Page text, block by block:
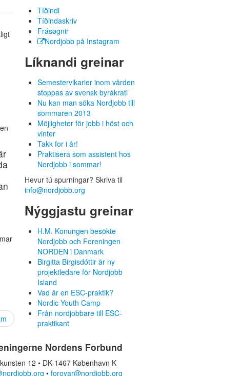
Tíðindi
Tíðindaskriv
Frásøgnir
Nordjobb på Instagram
Líknandi greinar
Semestervikarier inom vården
stoppas av svensk byråkrati
Nu kan man söka Nordjobb till
sommaren 2013
Möjligheter för jobb i höst och
vinter
Takk for i år!
Praktisera som assistent hos
Nordjobb i sommar!
Hevur tú spurningar? Skriva til
info@nordjobb.org
Nýggjastu greinar
H.M. Konungen besökte
Nordjobb och Foreningen
NORDEN i Danmark
Birgitta Birgisdóttir är ny
projektledare för Nordjobb
Island
Vad är en ESC-praktik?
Nordic Youth Camp
Från nordjobbare till ESC-
praktikant
Nordens Forbund
12 • DK-1467 København K
• foroyar@nordjobb.org